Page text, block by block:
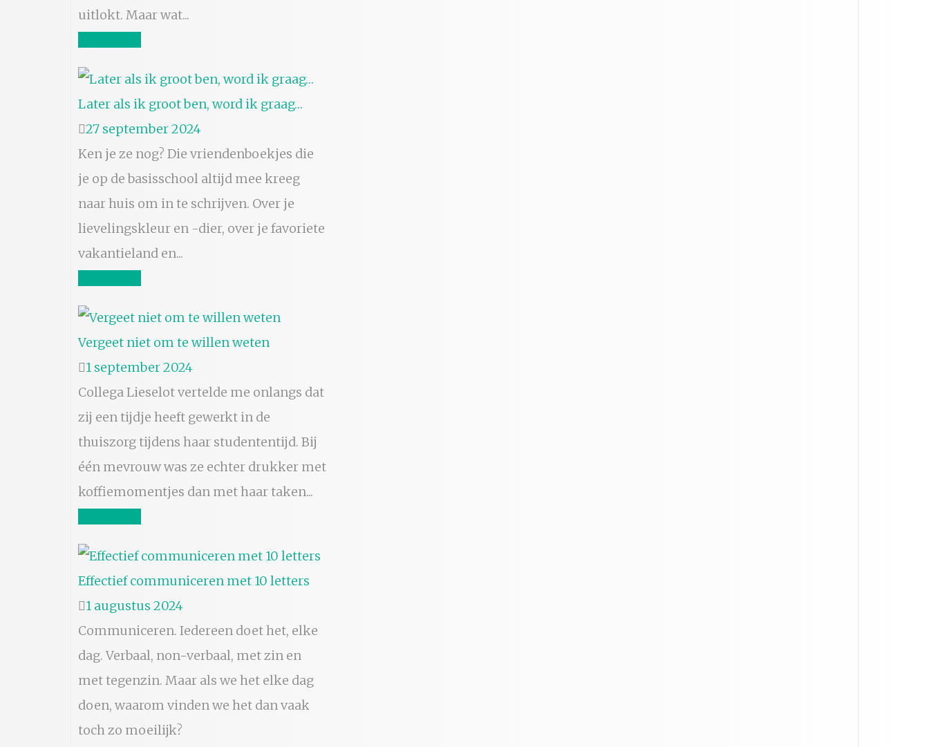
uitlokt. Maar wat...
Later als ik groot ben, word ik graag…
27 september 2024
Ken je ze nog? Die vriendenboekjes die
je op de basisschool altijd mee kreeg
naar huis om in te schrijven. Over je
lievelingskleur en -dier, over je favoriete
vakantieland en...
Vergeet niet om te willen weten
1 september 2024
Collega Lieselot vertelde me onlangs dat
zij een tijdje heeft gewerkt in de
thuiszorg tijdens haar studententijd. Bij
één mevrouw was ze echter drukker met
koffiemomentjes dan met haar taken...
Effectief communiceren met 10 letters
1 augustus 2024
Communiceren. Iedereen doet het, elke
dag. Verbaal, non-verbaal, met zin en
met tegenzin. Maar als we het elke dag
doen, waarom vinden we het dan vaak
toch zo moeilijk?